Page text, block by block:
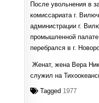
После увольнения в
комиссариата г.
администрации г.
промышленной палате
перебрался в г.
Женат, жена Вера
служил на
Tagged 1977